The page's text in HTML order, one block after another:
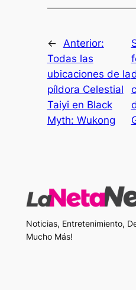
←
Anterior:
Todas las
ubicaciones de la
píldora Celestial
Taiyi en Black
Myth: Wukong
Noticias, Entretenimiento,
Mucho Más!